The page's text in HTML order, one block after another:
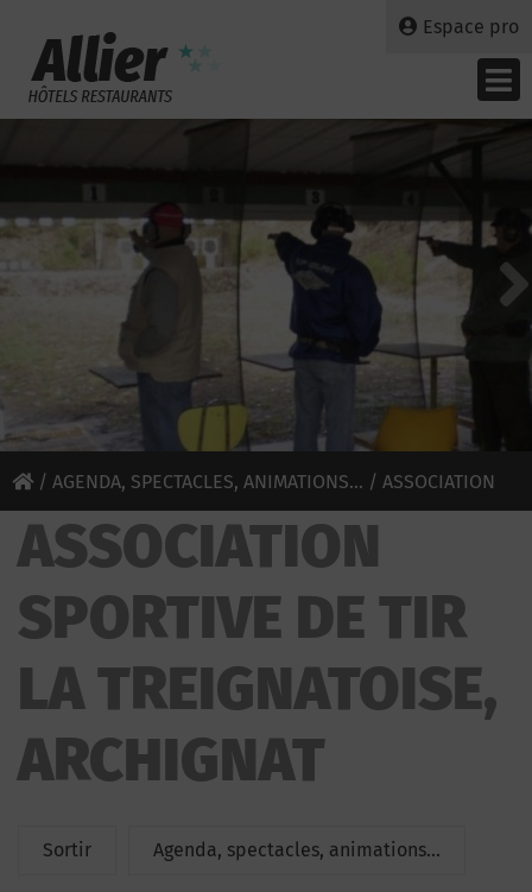
Espace pro
/ AGENDA, SPECTACLES, ANIMATIONS... / ASSOCIATION
SPORTIVE DE TIR LA TREIGNATOISE
ASSOCIATION
SPORTIVE DE TIR
LA TREIGNATOISE,
ARCHIGNAT
Sortir Agenda, spectacles, animations...